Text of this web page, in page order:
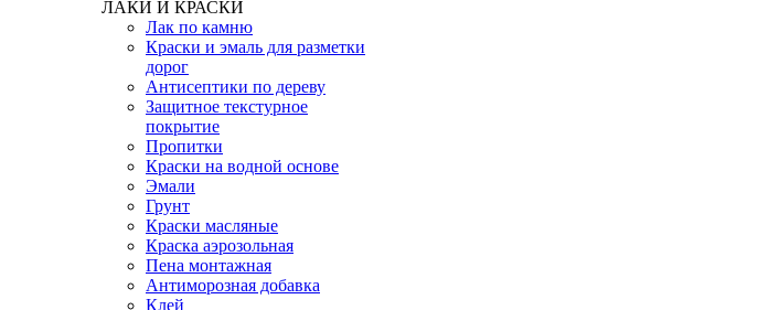
ЛАКИ И КРАСКИ
Лак по камню
Краски и эмаль для разметки
дорог
Антисептики по дереву
Защитное текстурное
покрытие
Пропитки
Краски на водной основе
Эмали
Грунт
Краски масляные
Краска аэрозольная
Пена монтажная
Антиморозная добавка
Клей